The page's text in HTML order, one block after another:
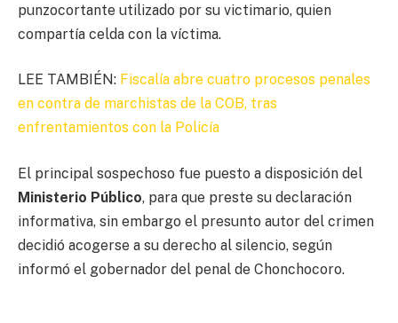
punzocortante utilizado por su victimario, quien
compartía celda con la víctima.
LEE TAMBIÉN: Fiscalía abre cuatro procesos penales
en contra de marchistas de la COB, tras
enfrentamientos con la Policía
El principal sospechoso fue puesto a disposición del
Ministerio Público, para que preste su declaración
informativa, sin embargo el presunto autor del crimen
decidió acogerse a su derecho al silencio, según
informó el gobernador del penal de Chonchocoro.